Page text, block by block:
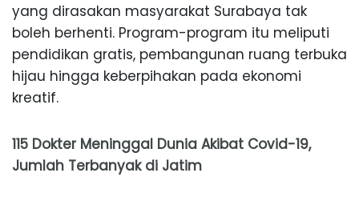
yang dirasakan masyarakat Surabaya tak
boleh berhenti. Program-program itu meliputi
pendidikan gratis, pembangunan ruang terbuka
hijau hingga keberpihakan pada ekonomi
kreatif.
115 Dokter Meninggal Dunia Akibat Covid-19,
Jumlah Terbanyak di Jatim